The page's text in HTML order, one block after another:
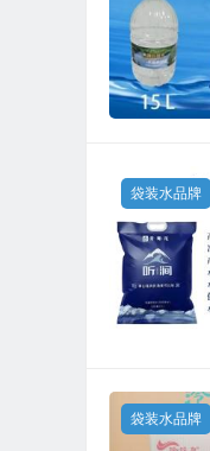
袋装水品牌
袋装水品牌